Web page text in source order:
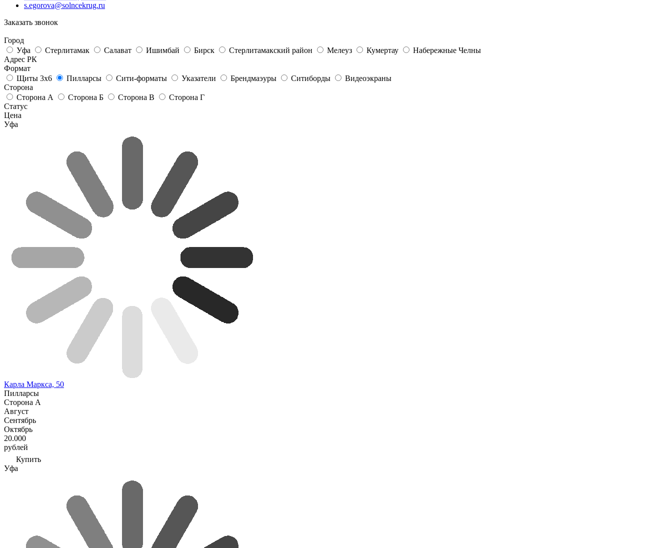
s.egorova@solncekrug.ru
Заказать звонок
Город
Уфа
Стерлитамак Салават Ишимбай Бирск Стерлитамакский район Мелеуз Кумертау
Набережные Челны
Адрес РК
Формат
Щиты 3х6
Пилларсы Сити-форматы Указатели Брендмаэуры Ситиборды
Видеоэкраны
Сторона
Сторона А
Сторона Б Сторона В
Сторона Г
Статус
Цена
Уфа
Карла Маркса, 50
Пилларсы
Сторона А
Август
Сентябрь
Октябрь
20.000
рублей
Купить
Уфа